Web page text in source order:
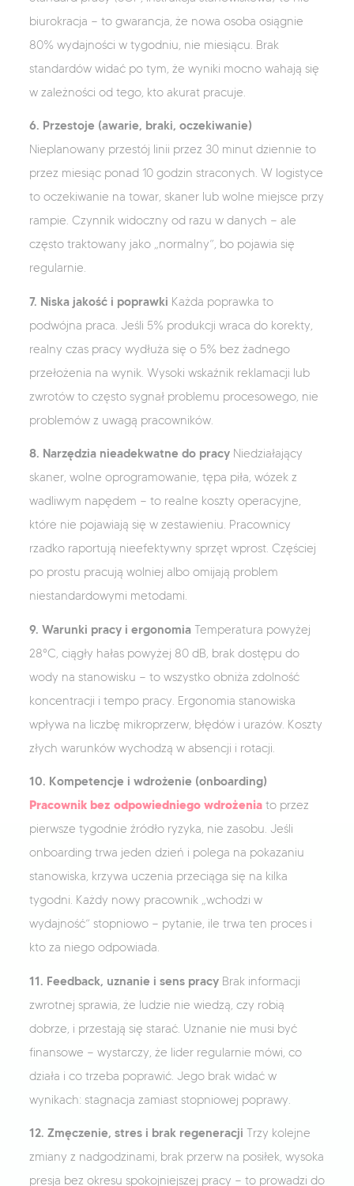
biurokracja — to gwarancja, że nowa osoba osiągnie
80% wydajności w tygodniu, nie miesiącu. Brak
standardów widać po tym, że wyniki mocno wahają się
w zależności od tego, kto akurat pracuje.
6. Przestoje (awarie, braki, oczekiwanie)
Nieplanowany przestój linii przez 30 minut dziennie to
przez miesiąc ponad 10 godzin straconych. W logistyce
to oczekiwanie na towar, skaner lub wolne miejsce przy
rampie. Czynnik widoczny od razu w danych — ale
często traktowany jako „normalny”, bo pojawia się
regularnie.
7. Niska jakość i poprawki Każda poprawka to
podwójna praca. Jeśli 5% produkcji wraca do korekty,
realny czas pracy wydłuża się o 5% bez żadnego
przełożenia na wynik. Wysoki wskaźnik reklamacji lub
zwrotów to często sygnał problemu procesowego, nie
problemów z uwagą pracowników.
8. Narzędzia nieadekwatne do pracyNiedziałający
skaner, wolne oprogramowanie, tępa piła, wózek z
wadliwym napędem — to realne koszty operacyjne,
które nie pojawiają się w zestawieniu. Pracownicy
rzadko raportują nieefektywny sprzęt wprost. Częściej
po prostu pracują wolniej albo omijają problem
niestandardowymi metodami.
9. Warunki pracy i ergonomiaTemperatura powyżej
28°C, ciągły hałas powyżej 80 dB, brak dostępu do
wody na stanowisku — to wszystko obniża zdolność
koncentracji i tempo pracy. Ergonomia stanowiska
wpływa na liczbę mikroprzerw, błędów i urazów. Koszty
złych warunków wychodzą w absencji i rotacji.
10. Kompetencje i wdrożenie (onboarding)
Pracownik bez odpowiedniego wdrożeniato przez
pierwsze tygodnie źródło ryzyka, nie zasobu. Jeśli
onboarding trwa jeden dzień i polega na pokazaniu
stanowiska, krzywa uczenia przeciąga się na kilka
tygodni. Każdy nowy pracownik „wchodzi w
wydajność” stopniowo — pytanie, ile trwa ten proces i
kto za niego odpowiada.
11. Feedback, uznanie i sens pracyBrak informacji
zwrotnej sprawia, że ludzie nie wiedzą, czy robią
dobrze, i przestają się starać. Uznanie nie musi być
finansowe — wystarczy, że lider regularnie mówi, co
działa i co trzeba poprawić. Jego brak widać w
wynikach: stagnacja zamiast stopniowej poprawy.
12. Zmęczenie, stres i brak regeneracji Trzy kolejne
zmiany z nadgodzinami, brak przerw na posiłek, wysoka
presja bez okresu spokojniejszej pracy — to prowadzi do